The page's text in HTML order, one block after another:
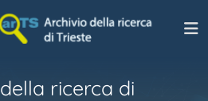
ricerca di